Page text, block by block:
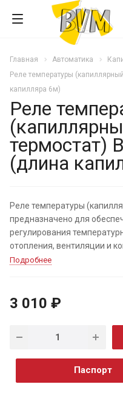
Главная Автоматика
Реле температуры
капилляра 6м)
Реле
термостат)
(длина
Реле температуры
предназначено для
регулирования
отопления, вентиляции и
Подробнее
3 010 ₽
Паспорт